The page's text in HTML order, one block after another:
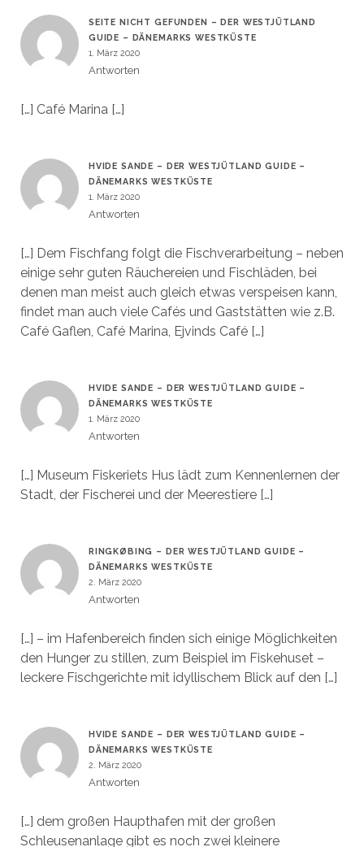
SEITE NICHT GEFUNDEN – DER WESTJÜTLAND
GUIDE – DÄNEMARKS WESTKÜSTE
1. März 2020
Antworten
[…] Café Marina […]
HVIDE SANDE – DER WESTJÜTLAND GUIDE –
DÄNEMARKS WESTKÜSTE
1. März 2020
Antworten
[…] Dem Fischfang folgt die Fischverarbeitung – neben
einige sehr guten Räuchereien und Fischläden, bei
denen man meist auch gleich etwas verspeisen kann,
findet man auch viele Cafés und Gaststätten wie z.B.
Café Gaflen, Café Marina, Ejvinds Café […]
HVIDE SANDE – DER WESTJÜTLAND GUIDE –
DÄNEMARKS WESTKÜSTE
1. März 2020
Antworten
[…] Museum Fiskeriets Hus lädt zum Kennenlernen der
Stadt, der Fischerei und der Meerestiere […]
RINGKØBING – DER WESTJÜTLAND GUIDE –
DÄNEMARKS WESTKÜSTE
2. März 2020
Antworten
[…] – im Hafenbereich finden sich einige Möglichkeiten
den Hunger zu stillen, zum Beispiel im Fiskehuset –
leckere Fischgerichte mit idyllischem Blick auf den […]
HVIDE SANDE – DER WESTJÜTLAND GUIDE –
DÄNEMARKS WESTKÜSTE
2. März 2020
Antworten
[…] dem großen Haupthafen mit der großen
Schleusenanlage gibt es noch zwei kleinere